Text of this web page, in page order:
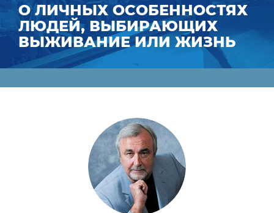
О ЛИЧНЫХ ОСОБЕННОСТЯХ
ЛЮДЕЙ, ВЫБИРАЮЩИХ
ВЫЖИВАНИЕ ИЛИ ЖИЗНЬ